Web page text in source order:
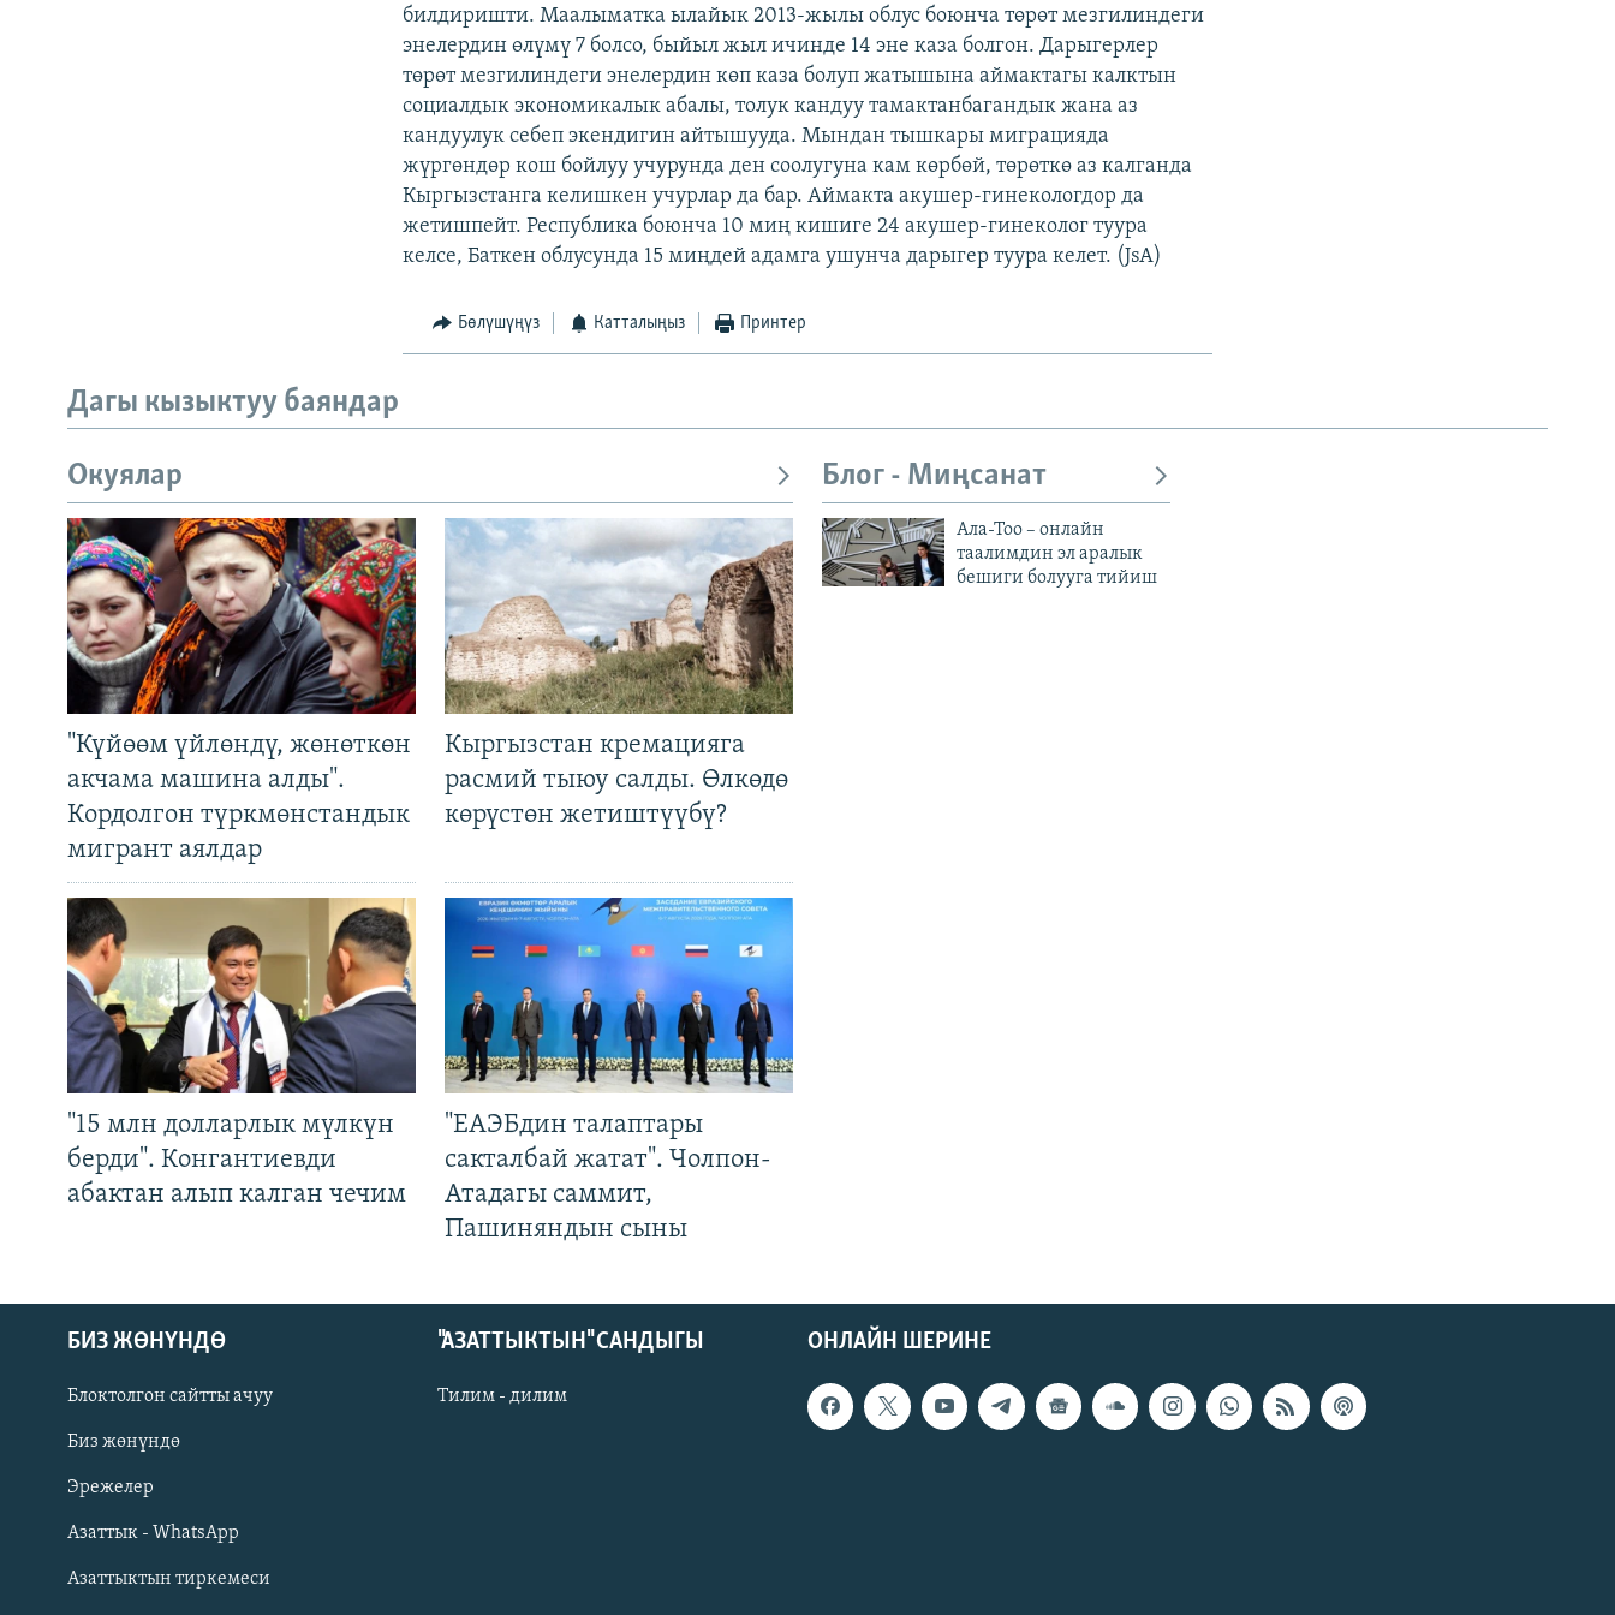
Русский
ОНЛАЙН ШЕРИНЕ
билдиришти. Маалыматка ылайык 2013-жылы облус боюнча төрөт мезгилиндеги
энелердин өлүмү 7 болсо, быйыл жыл ичинде 14 эне каза болгон. Дарыгерлер
төрөт мезгилиндеги энелердин көп каза болуп жатышына аймактагы калктын
социалдык экономикалык абалы, толук кандуу тамактанбагандык жана аз
кандуулук себеп экендигин айтышууда. Мындан тышкары миграцияда
жүргөндөр кош бойлуу учурунда ден соолугуна кам көрбөй, төрөткө аз калганда
Кыргызстанга келишкен учурлар да бар. Аймакта акушер-гинекологдор да
жетишпейт. Республика боюнча 10 миң кишиге 24 акушер-гинеколог туура
келсе, Баткен облусунда 15 миңдей адамга ушунча дарыгер туура келет. (JsA)
Бөлүшүңүз Катталыңыз Принтер
Дагы кызыктуу баяндар
Окуялар
"Күйөөм үйлөндү, жөнөткөн
акчама машина алды".
Кордолгон түркмөнстандык
мигрант аялдар
Кыргызстан кремацияга
расмий тыюу салды. Өлкөдө
көрүстөн жетиштүүбү?
"15 млн долларлык мүлкүн
берди". Конгантиевди
абактан алып калган чечим
"ЕАЭБдин талаптары
сакталбай жатат". Чолпон-
Атадагы саммит,
Пашиняндын сыны
Блог - Миңсанат
Ала-Тоо – онлайн
таалимдин эл аралык
бешиги болууга тийиш
ОНЛАЙН ШЕРИНЕ
БИЗ ЖӨНҮНДӨ
Блоктолгон сайтты ачуу
Биз жөнүндө
Эрежелер
Азаттык - WhatsApp
Азаттыктын тиркемеси
"АЗАТТЫКТЫН" САНДЫГЫ
Тилим - дилим